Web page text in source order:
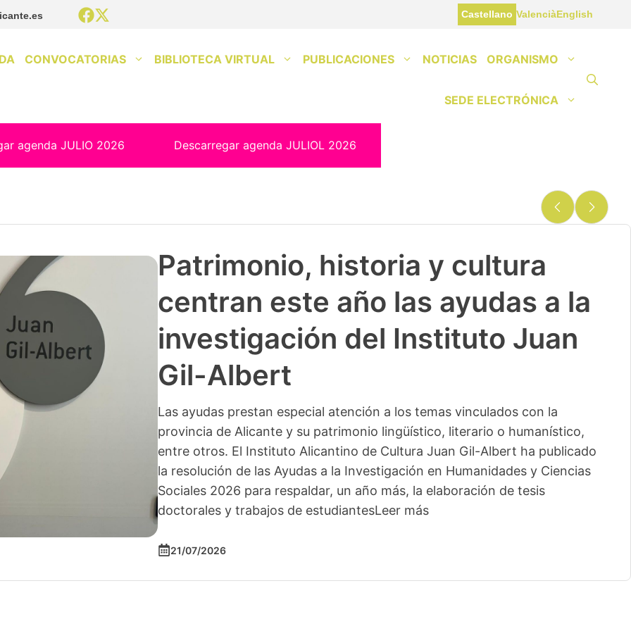
Castellano ValenciàEnglish
CONVOCATORIAS BIBLIOTECA VIRTUAL PUBLICACIONES NOTICIAS ORGANISMO
SEDE ELECTRÓNICA
agenda JULIO 2026 Descarregar agenda JULIOL 2026
Patrimonio, historia y cultura
centran este año las ayudas a la
investigación del Instituto Juan
Gil-Albert
Las ayudas prestan especial atención a los temas vinculados con la
provincia de Alicante y su patrimonio lingüístico, literario o humanístico,
entre otros. El Instituto Alicantino de Cultura Juan Gil-Albert ha publicado
la resolución de las Ayudas a la Investigación en Humanidades y Ciencias
Sociales 2026 para respaldar, un año más, la elaboración de tesis
doctorales y trabajos de estudiantesLeer más
21/07/2026